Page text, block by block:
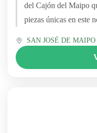
del Cajón del Maipo
piezas únicas en este
SAN JOSÉ DE MAIPO